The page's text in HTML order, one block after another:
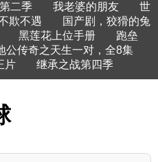
二季 我老婆的朋友
世
欺不遇
国产剧，狡猾的兔
黑莲花上位手册
跑垒
公传奇之天生一对，全8集
片
继承之战第四季